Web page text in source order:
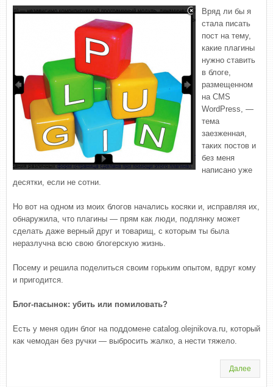
Вряд ли бы я
стала писать
пост на тему,
какие плагины
нужно ставить
в блоге,
размещенном
на CMS
WordPress, —
тема
заезженная,
таких постов и
без меня
написано уже
десятки, если не сотни.
Но вот на одном из моих блогов начались косяки и, исправляя их,
обнаружила, что плагины — прям как люди, подлянку может
сделать даже верный друг и товарищ, с которым ты была
неразлучна всю свою блогерскую жизнь.
Посему и решила поделиться своим горьким опытом, вдруг кому
и пригодится.
Блог-пасынок: убить или помиловать?
Есть у меня один блог на поддомене catalog.olejnikova.ru, который
как чемодан без ручки — выбросить жалко, а нести тяжело.
Далее